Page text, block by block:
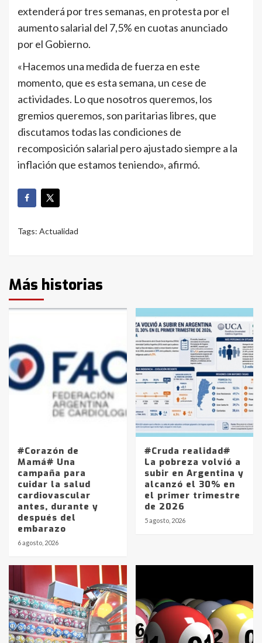
extenderá por tres semanas, en protesta por el
aumento salarial del 7,5% en cuotas anunciado
por el Gobierno.
«Hacemos una medida de fuerza en este
momento, que es esta semana, un cese de
actividades. Lo que nosotros queremos, los
gremios queremos, son paritarias libres, que
discutamos todas las condiciones de
recomposición salarial pero ajustado siempre a la
inflación que estamos teniendo», afirmó.
Tags: Actualidad
Más historias
#Corazón de
Mamá# Una
campaña para
cuidar la salud
cardiovascular
antes, durante y
después del
embarazo
6 agosto, 2026
#Cruda realidad#
La pobreza volvió a
subir en Argentina y
alcanzó el 30% en
el primer trimestre
de 2026
5 agosto, 2026